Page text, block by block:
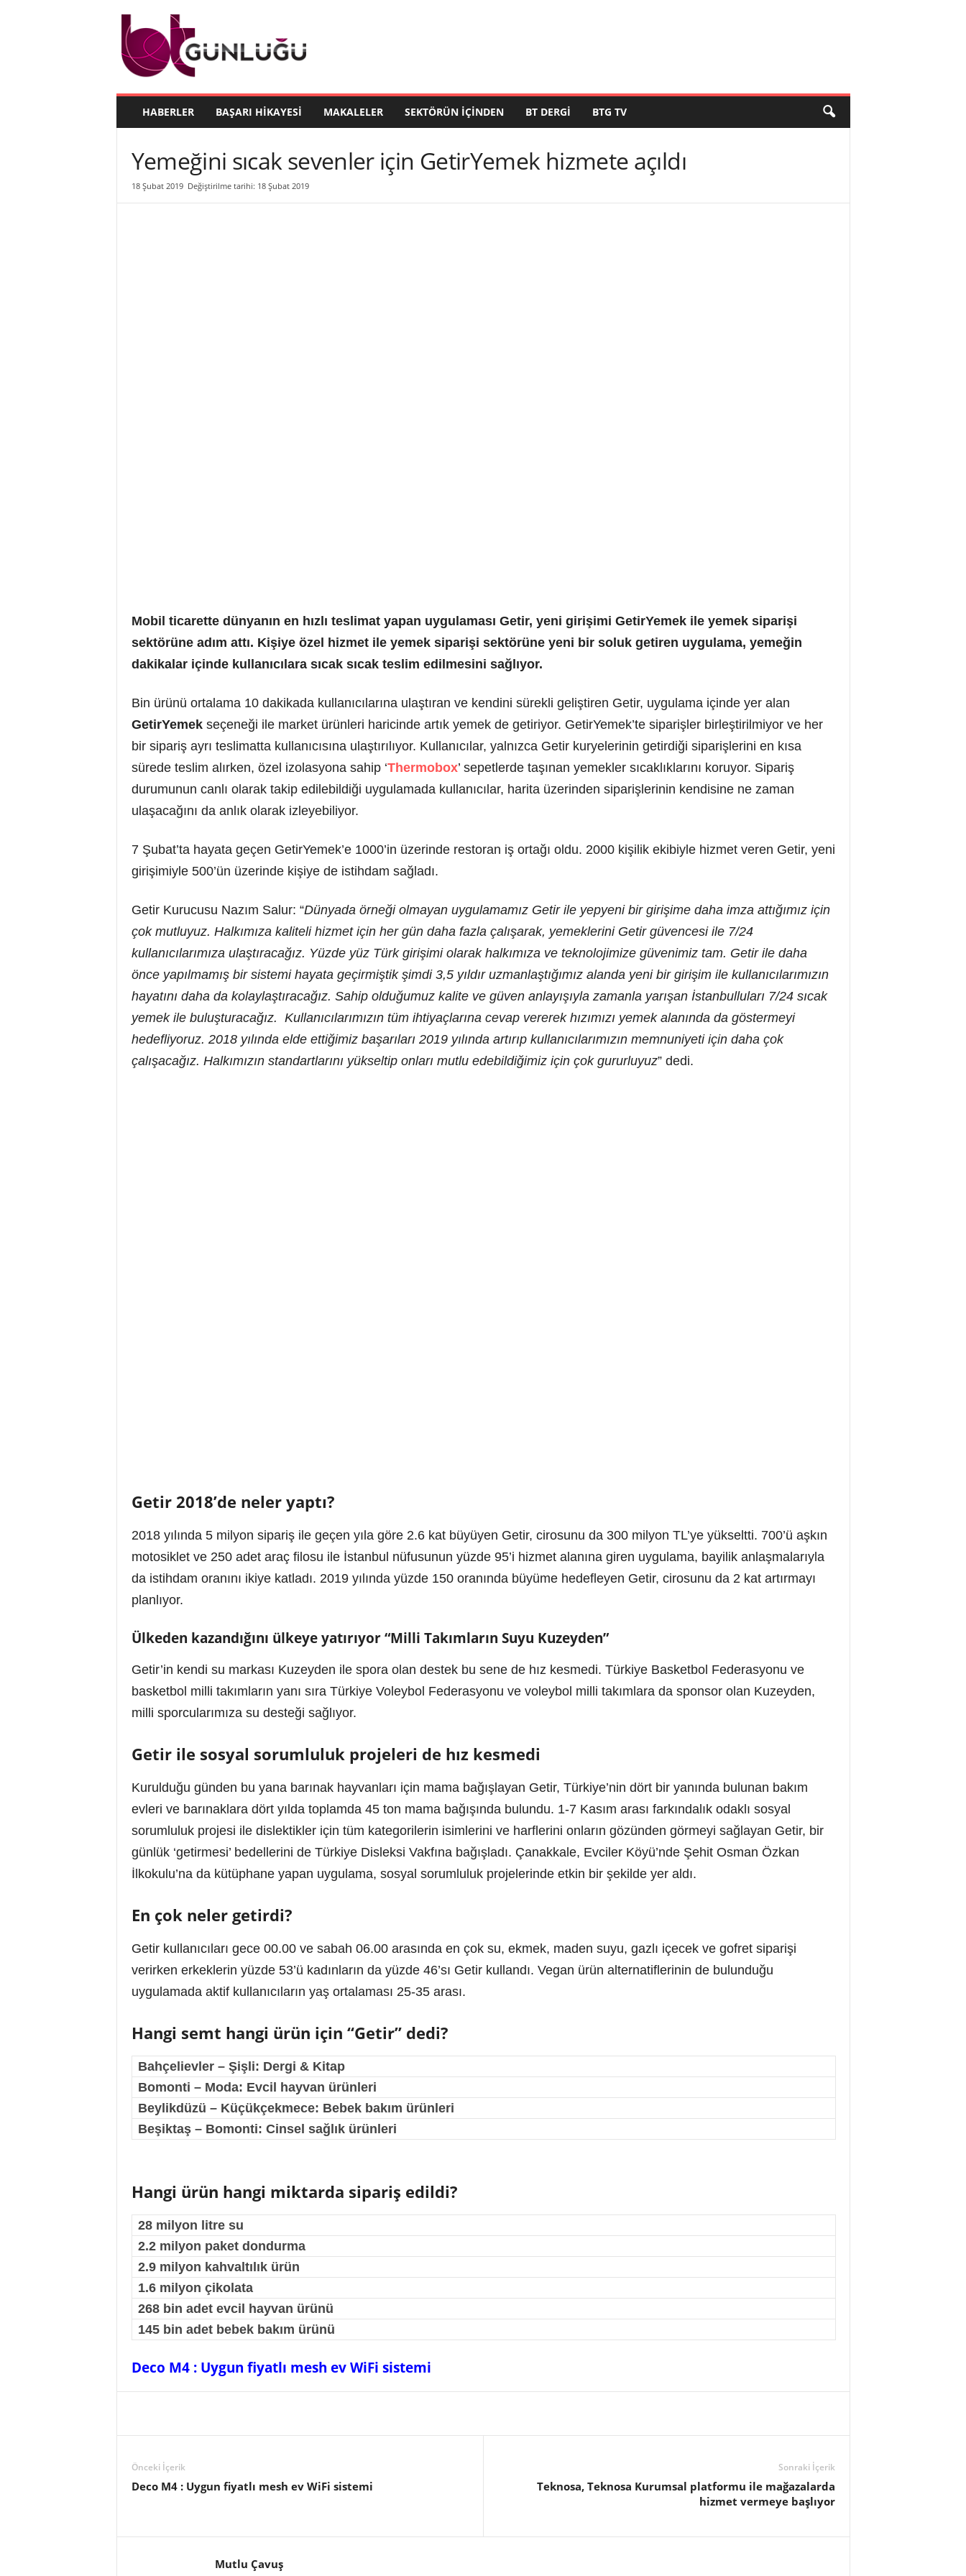
B
HABERLER BAŞARI HIKAYESI MAKALELER SEKTÖRÜN İÇINDEN BT DERGI BTG TV
Yemeğini sıcak sevenler için GetirYemek hizmete açıldı
18 Şubat 2019 Değiştirilme tarihi: 18 Şubat 2019
Mobil ticarette dünyanın en hızlı teslimat yapan uygulaması Getir, yeni girişimi GetirYemek ile yemek siparişi
sektörüne adım attı. Kişiye özel hizmet ile yemek siparişi sektörüne yeni bir soluk getiren uygulama, yemeğin
dakikalar içinde kullanıcılara sıcak sıcak teslim edilmesini sağlıyor.
Bin ürünü ortalama 10 dakikada kullanıcılarına ulaştıran ve kendini sürekli geliştiren Getir, uygulama içinde yer alan
GetirYemekseçeneği ile market ürünleri haricinde artık yemek de getiriyor. GetirYemek’te siparişler birleştirilmiyor ve her
bir sipariş ayrı teslimatta kullanıcısına ulaştırılıyor. Kullanıcılar, yalnızca Getir kuryelerinin getirdiği siparişlerini en kısa
sürede teslim alırken, özel izolasyona sahip ‘Thermobox’ sepetlerde taşınan yemekler sıcaklıklarını koruyor. Sipariş
durumunun canlı olarak takip edilebildiği uygulamada kullanıcılar, harita üzerinden siparişlerinin kendisine ne zaman
ulaşacağını da anlık olarak izleyebiliyor.
7 Şubat’ta hayata geçen GetirYemek’e 1000’in üzerinde restoran iş ortağı oldu. 2000 kişilik ekibiyle hizmet veren Getir, yeni
girişimiyle 500’ün üzerinde kişiye de istihdam sağladı.
Getir Kurucusu Nazım Salur: “Dünyada örneği olmayan uygulamamız Getir ile yepyeni bir girişime daha imza attığımız için
çok mutluyuz. Halkımıza kaliteli hizmet için her gün daha fazla çalışarak, yemeklerini Getir güvencesi ile 7/24
kullanıcılarımıza ulaştıracağız. Yüzde yüz Türk girişimi olarak halkımıza ve teknolojimize güvenimiz tam. Getir ile daha
önce yapılmamış bir sistemi hayata geçirmiştik şimdi 3,5 yıldır uzmanlaştığımız alanda yeni bir girişim ile kullanıcılarımızın
hayatını daha da kolaylaştıracağız. Sahip olduğumuz kalite ve güven anlayışıyla zamanla yarışan İstanbulluları 7/24 sıcak
yemek ile buluşturacağız. Kullanıcılarımızın tüm ihtiyaçlarına cevap vererek hızımızı yemek alanında da göstermeyi
hedefliyoruz. 2018 yılında elde ettiğimiz başarıları 2019 yılında artırıp kullanıcılarımızın memnuniyeti için daha çok
çalışacağız. Halkımızın standartlarını yükseltip onları mutlu edebildiğimiz için çok gururluyuz” dedi.
Getir 2018’de neler yaptı?
2018 yılında 5 milyon sipariş ile geçen yıla göre 2.6 kat büyüyen Getir, cirosunu da 300 milyon TL’ye yükseltti. 700’ü aşkın
motosiklet ve 250 adet araç filosu ile İstanbul nüfusunun yüzde 95’i hizmet alanına giren uygulama, bayilik anlaşmalarıyla
da istihdam oranını ikiye katladı. 2019 yılında yüzde 150 oranında büyüme hedefleyen Getir, cirosunu da 2 kat artırmayı
planlıyor.
Ülkeden kazandığını ülkeye yatırıyor “Milli Takımların Suyu Kuzeyden”
Getir’in kendi su markası Kuzeyden ile spora olan destek bu sene de hız kesmedi. Türkiye Basketbol Federasyonu ve
basketbol milli takımların yanı sıra Türkiye Voleybol Federasyonu ve voleybol milli takımlara da sponsor olan Kuzeyden,
milli sporcularımıza su desteği sağlıyor.
Getir ile sosyal sorumluluk projeleri de hız kesmedi
Kurulduğu günden bu yana barınak hayvanları için mama bağışlayan Getir, Türkiye’nin dört bir yanında bulunan bakım
evleri ve barınaklara dört yılda toplamda 45 ton mama bağışında bulundu. 1-7 Kasım arası farkındalık odaklı sosyal
sorumluluk projesi ile dislektikler için tüm kategorilerin isimlerini ve harflerini onların gözünden görmeyi sağlayan Getir, bir
günlük ‘getirmesi’ bedellerini de Türkiye Disleksi Vakfına bağışladı. Çanakkale, Evciler Köyü’nde Şehit Osman Özkan
İlkokulu’na da kütüphane yapan uygulama, sosyal sorumluluk projelerinde etkin bir şekilde yer aldı.
En çok neler getirdi?
Getir kullanıcıları gece 00.00 ve sabah 06.00 arasında en çok su, ekmek, maden suyu, gazlı içecek ve gofret siparişi
verirken erkeklerin yüzde 53’ü kadınların da yüzde 46’sı Getir kullandı. Vegan ürün alternatiflerinin de bulunduğu
uygulamada aktif kullanıcıların yaş ortalaması 25-35 arası.
Hangi semt hangi ürün için “Getir” dedi?
Bahçelievler – Şişli: Dergi & Kitap
Bomonti – Moda: Evcil hayvan ürünleri
Beylikdüzü – Küçükçekmece: Bebek bakım ürünleri
Beşiktaş – Bomonti: Cinsel sağlık ürünleri
Hangi ürün hangi miktarda sipariş edildi?
28 milyon litre su
2.2 milyon paket dondurma
2.9 milyon kahvaltılık ürün
1.6 milyon çikolata
268 bin adet evcil hayvan ürünü
145 bin adet bebek bakım ürünü
Deco M4 : Uygun fiyatlı mesh ev WiFi sistemi
Önceki İçerik
Deco M4 : Uygun fiyatlı mesh ev WiFi sistemi
Sonraki İçerik
Teknosa, Teknosa Kurumsal platformu ile mağazalarda
hizmet vermeye başlıyor
Mutlu Çavuş